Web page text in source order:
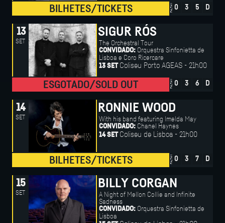
BILHETES/TICKETS FALTAM 0 3 5 D
13
SET
SIGUR RÓS
The Orchestral Tour
CONVIDADO:Orquestra Sinfonietta de
Lisboa e Coro Ricercare
13 SET Coliseu Porto AGEAS - 21h00
ESGOTADO/SOLD OUT FALTAM 0 3 6 D
14
SET
RONNIE WOOD
With his band featuring Imelda May
CONVIDADO:Chanel Haynes
14 SET Coliseu de Lisboa - 21h00
BILHETES/TICKETS FALTAM 0 3 7 D
15
SET
BILLY CORGAN
A Night of Mellon Collie and Infinite
Sadness
CONVIDADO:Orquestra Sinfonietta de
Lisboa